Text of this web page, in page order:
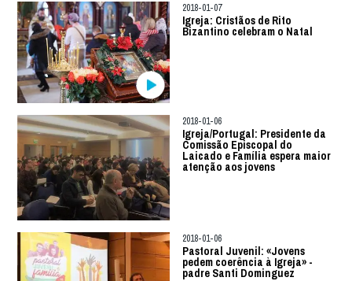
2018-01-07
Igreja: Cristãos de Rito
Bizantino celebram o Natal
2018-01-06
Igreja/Portugal: Presidente da
Comissão Episcopal do
Laicado e Família espera maior
atenção aos jovens
2018-01-06
Pastoral Juvenil: «Jovens
pedem coerência à Igreja» -
padre Santi Dominguez